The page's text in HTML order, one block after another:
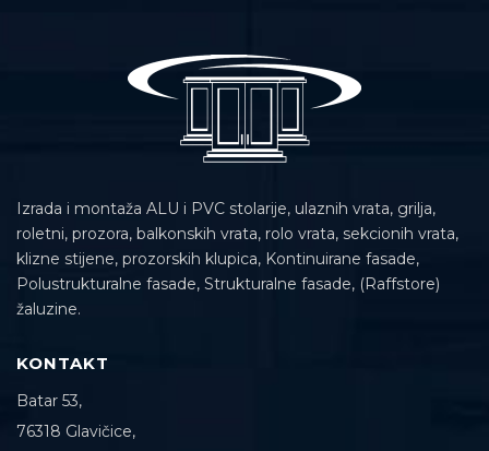
Izrada i montaža ALU i PVC stolarije, ulaznih vrata, grilja,
roletni, prozora, balkonskih vrata, rolo vrata, sekcionih vrata,
klizne stijene, prozorskih klupica, Kontinuirane fasade,
Polustrukturalne fasade, Strukturalne fasade, (Raffstore)
žaluzine.
KONTAKT
Batar 53,
76318 Glavičice,